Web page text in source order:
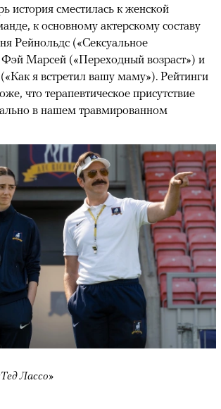
история сместилась к женской
к основному актерскому составу
Рейнольдс («Сексуальное
Марсей («Переходный возраст») и
я встретил вашу маму»). Рейтинги
что терапевтическое присутствие
в нашем травмированном
Лассо»